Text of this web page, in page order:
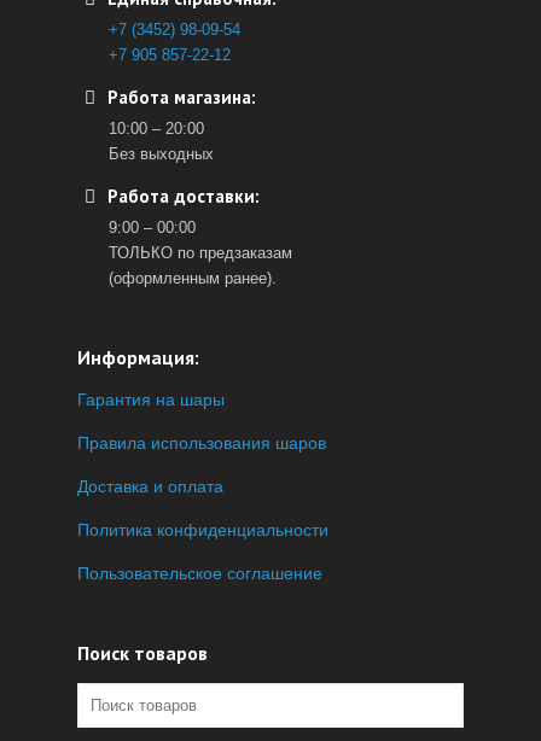
+7 (3452) 98-09-54
+7 905 857-22-12
Работа магазина:
10:00 – 20:00
Без выходных
Работа доставки:
9:00 – 00:00
ТОЛЬКО по предзаказам
(оформленным ранее).
Информация:
Гарантия на шары
Правила использования шаров
Доставка и оплата
Политика конфиденциальности
Пользовательское соглашение
Поиск товаров